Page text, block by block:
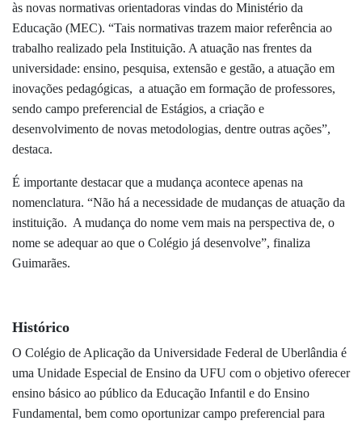
às novas normativas orientadoras vindas do Ministério da
Educação (MEC). “Tais normativas trazem maior referência ao
trabalho realizado pela Instituição. A atuação nas frentes da
universidade: ensino, pesquisa, extensão e gestão, a atuação em
inovações pedagógicas, a atuação em formação de professores,
sendo campo preferencial de Estágios, a criação e
desenvolvimento de novas metodologias, dentre outras ações”,
destaca.
É importante destacar que a mudança acontece apenas na
nomenclatura. “Não há a necessidade de mudanças de atuação da
instituição. A mudança do nome vem mais na perspectiva de, o
nome se adequar ao que o Colégio já desenvolve”, finaliza
Guimarães.
Histórico
O Colégio de Aplicação da Universidade Federal de Uberlândia é
uma Unidade Especial de Ensino da UFU com o objetivo oferecer
ensino básico ao público da Educação Infantil e do Ensino
Fundamental, bem como oportunizar campo preferencial para